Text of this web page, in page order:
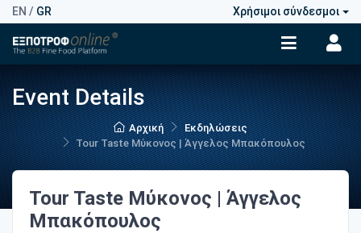
EN / GR Χρήσιμοι σύνδεσμοι
Event Details
Αρχική
Εκδηλώσεις
Tour Taste Μύκονος | Άγγελος Μπακόπουλος
Tour Taste Μύκονος | Άγγελος
Μπακόπουλος